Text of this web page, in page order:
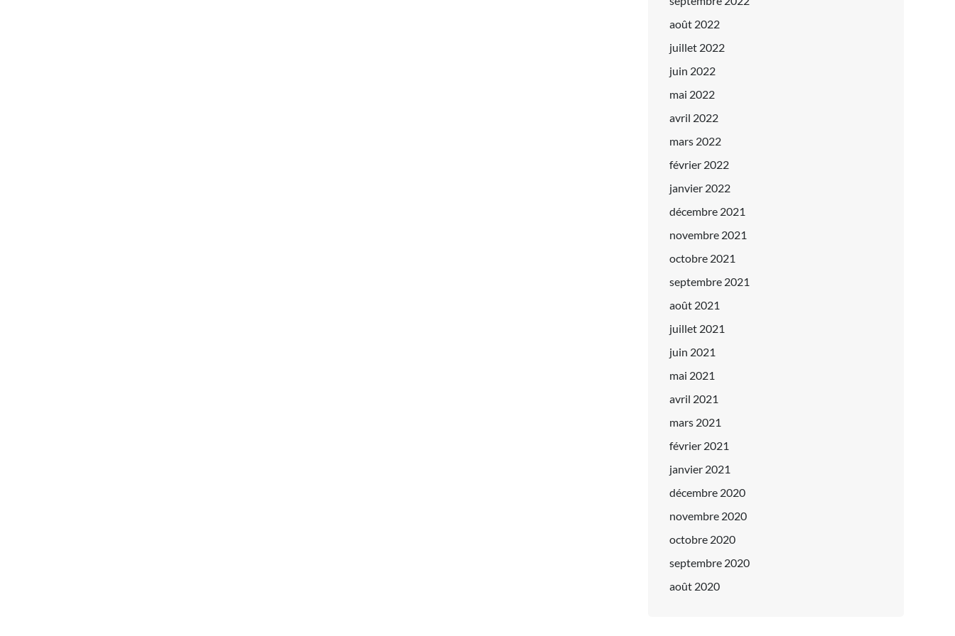
août 2022
juillet 2022
juin 2022
mai 2022
avril 2022
mars 2022
février 2022
janvier 2022
décembre 2021
novembre 2021
octobre 2021
septembre 2021
août 2021
juillet 2021
juin 2021
mai 2021
avril 2021
mars 2021
février 2021
janvier 2021
décembre 2020
novembre 2020
octobre 2020
septembre 2020
août 2020